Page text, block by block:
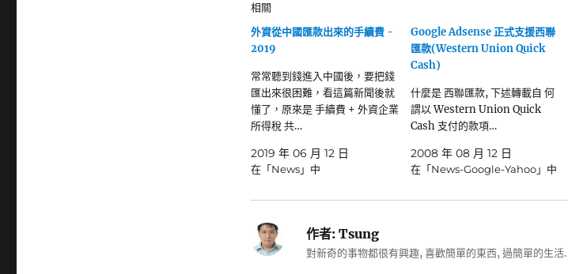
相關
外資從中國匯款出來的手續費 -
2019
常常聽到錢進入中國後，要把錢
匯出來很困難，看這篇新聞後就
懂了，原來是 手續費 + 外資企業
所得稅 共…
2019 年 06 月 12 日
在「News」中
Google Adsense 正式支援西聯
匯款(Western Union Quick
Cash)
什麼是 西聯匯款, 下述轉載自 何
謂以 Western Union Quick
Cash 支付的款項…
2008 年 08 月 12 日
在「News-Google-Yahoo」中
作者:Tsung
對新奇的事物都很有興趣, 喜歡簡單的東西, 過簡單的生活.